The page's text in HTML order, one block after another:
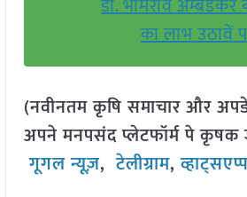
डॉ. भीमराव
का लाभ उठावें
(नवीनतम कृषि समाचार और
अपने मनपसंद प्लेटफॉर्म पे
गूगल न्यूज़,टेलीग्राम,व्हाट्सएप्प